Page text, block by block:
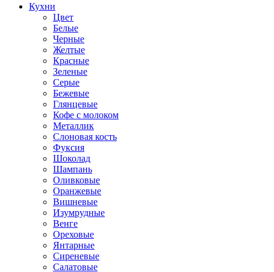
Кухни
Цвет
Белые
Черные
Желтые
Красные
Зеленые
Серые
Бежевые
Глянцевые
Кофе с молоком
Металлик
Слоновая кость
Фуксия
Шоколад
Шампань
Оливковые
Оранжевые
Вишневые
Изумрудные
Венге
Ореховые
Янтарные
Сиреневые
Салатовые